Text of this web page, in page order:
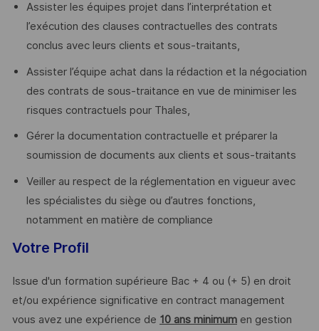
Assister les équipes projet dans l’interprétation et
l’exécution des clauses contractuelles des contrats
conclus avec leurs clients et sous-traitants,
Assister l’équipe achat dans la rédaction et la négociation
des contrats de sous-traitance en vue de minimiser les
risques contractuels pour Thales,
Gérer la documentation contractuelle et préparer la
soumission de documents aux clients et sous-traitants
Veiller au respect de la réglementation en vigueur avec
les spécialistes du siège ou d’autres fonctions,
notamment en matière de compliance
Votre Profil
Issue d'un formation supérieure Bac + 4 ou (+ 5) en droit
et/ou expérience significative en contract management
vous avez une expérience de 10 ans minimumen gestion